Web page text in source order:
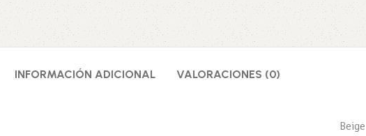
INFORMACIÓN ADICIONAL VALORACIONES (0)
Beige